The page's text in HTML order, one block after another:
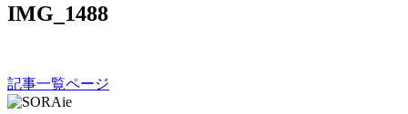
IMG_1488
記事一覧ページ